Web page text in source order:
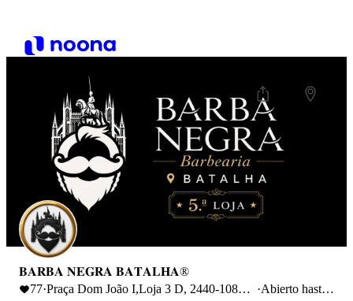
𝐁𝐀𝐑𝐁𝐀 𝐍𝐄𝐆𝐑𝐀 𝐁𝐀𝐓𝐀𝐋𝐇𝐀®
77·Praça Dom João I,Loja 3 D, 2440-108
·Abierto hasta